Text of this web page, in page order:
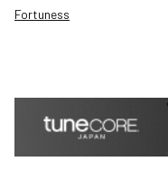
Fortuness